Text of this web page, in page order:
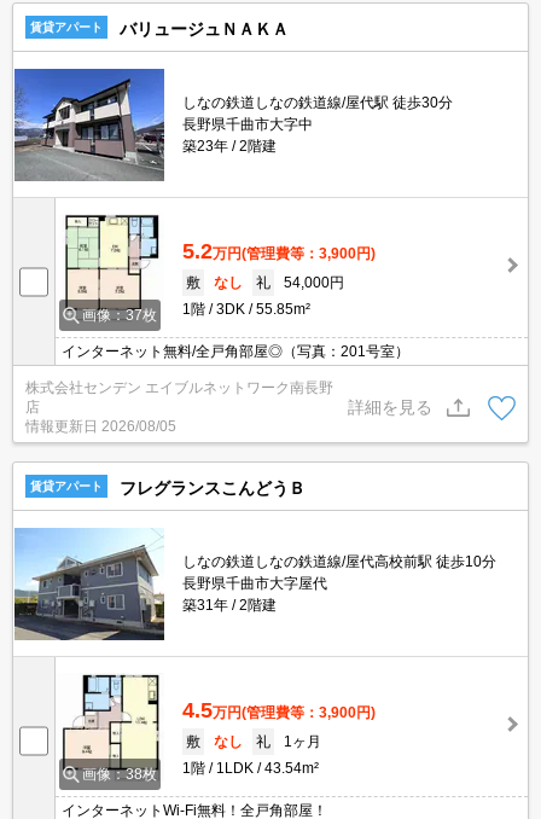
賃貸アパート バリュージュＮＡＫＡ
しなの鉄道しなの鉄道線/屋代駅 徒歩30分
長野県千曲市大字中
築23年
2階建
画像：37枚
5.2万円(管理費等：3,900円)
敷
なし 礼
54,000円
1階
3DK 55.85m²
インターネット無料/全戸角部屋◎（写真：201号室）
株式会社センデン エイブルネットワーク南長野
店
情報更新日 2026/08/05
詳細を見る
賃貸アパート フレグランスこんどうＢ
しなの鉄道しなの鉄道線/屋代高校前駅 徒歩10分
長野県千曲市大字屋代
築31年
2階建
画像：38枚
4.5万円(管理費等：3,900円)
敷
なし 礼
1ヶ月
1階
1LDK 43.54m²
インターネットWi-Fi無料！全戸角部屋！